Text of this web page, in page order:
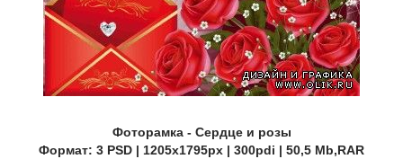
Фоторамка - Сердце и розы
Формат: 3 PSD | 1205x1795px | 300pdi | 50,5 Mb,RAR